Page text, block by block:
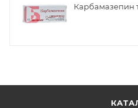
Карбамазепин